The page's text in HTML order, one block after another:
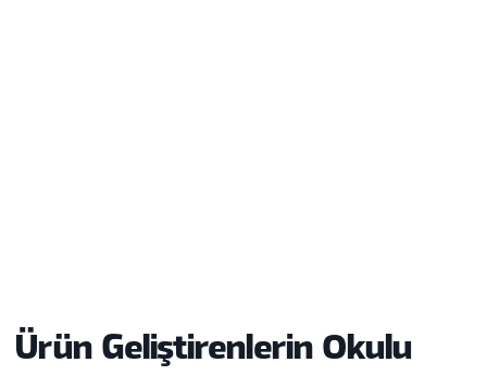
Ürün Geliştirenlerin Okulu